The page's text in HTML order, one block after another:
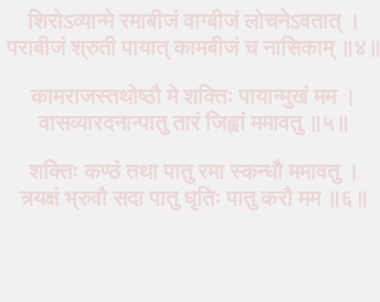
शिरोऽव्यान्मे रमाबीजं वाग्बीजं लोचनेऽवतात् ।
पराबीजं श्रुती पायात् कामबीजं च नासिकाम् ॥४॥
कामराजस्तथोष्ठौ मे शक्तिः पायान्मुखं मम ।
वासव्यारदनान्पातु तारं जिह्वां ममावतु ॥५॥
शक्तिः कण्ठं तथा पातु रमा स्कन्धौ ममावतु ।
त्र्यक्षं भ्रुवौ सदा पातुधृतिः पातुकरौ मम ॥६॥